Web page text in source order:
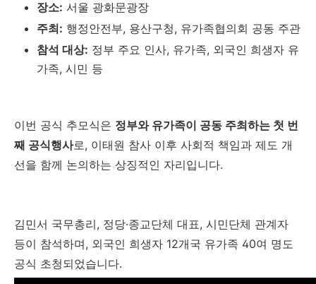
장소: 서울 광화문광장
주최: 행정안전부, 용산구청, 유가족협의회 공동 주관
참석 대상: 정부 주요 인사, 유가족, 외국인 희생자 유
가족, 시민 등
이번 공식 추모식은 정부와 유가족이 공동 주최하는 첫 번
째 공식행사로, 이태원 참사 이후 사회적 책임과 제도 개
선을 함께 논의하는 상징적인 자리입니다.
김민서 국무총리, 정당·종교단체 대표, 시민단체 관계자
등이 참석하며, 외국인 희생자 12개국 유가족 40여 명도
공식 초청되었습니다.